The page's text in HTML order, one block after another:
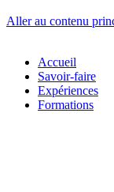
Aller au contenu
Accueil
Savoir-faire
Expériences
Formations